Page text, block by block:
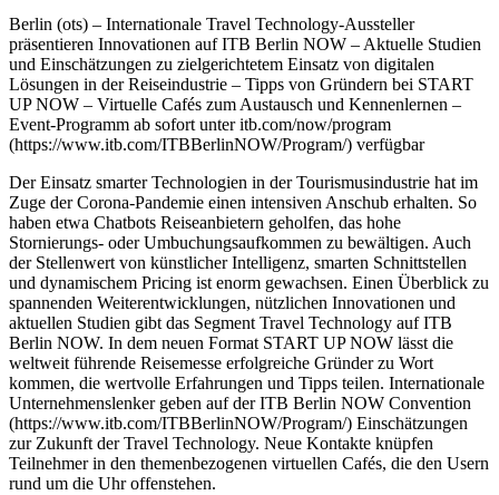
Berlin (ots) – Internationale Travel Technology-Aussteller
präsentieren Innovationen auf ITB Berlin NOW – Aktuelle Studien
und Einschätzungen zu zielgerichtetem Einsatz von digitalen
Lösungen in der Reiseindustrie – Tipps von Gründern bei START
UP NOW – Virtuelle Cafés zum Austausch und Kennenlernen –
Event-Programm ab sofort unter itb.com/now/program
(https://www.itb.com/ITBBerlinNOW/Program/) verfügbar
Der Einsatz smarter Technologien in der Tourismusindustrie hat im
Zuge der Corona-Pandemie einen intensiven Anschub erhalten. So
haben etwa Chatbots Reiseanbietern geholfen, das hohe
Stornierungs- oder Umbuchungsaufkommen zu bewältigen. Auch
der Stellenwert von künstlicher Intelligenz, smarten Schnittstellen
und dynamischem Pricing ist enorm gewachsen. Einen Überblick zu
spannenden Weiterentwicklungen, nützlichen Innovationen und
aktuellen Studien gibt das Segment Travel Technology auf ITB
Berlin NOW. In dem neuen Format START UP NOW lässt die
weltweit führende Reisemesse erfolgreiche Gründer zu Wort
kommen, die wertvolle Erfahrungen und Tipps teilen. Internationale
Unternehmenslenker geben auf der ITB Berlin NOW Convention
(https://www.itb.com/ITBBerlinNOW/Program/) Einschätzungen
zur Zukunft der Travel Technology. Neue Kontakte knüpfen
Teilnehmer in den themenbezogenen virtuellen Cafés, die den Usern
rund um die Uhr offenstehen.